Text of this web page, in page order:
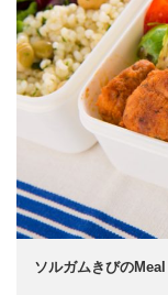
ソルガムきびの